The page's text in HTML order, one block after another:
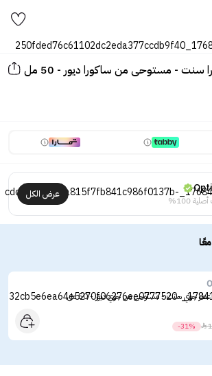
- مستوحى من ساكورا ديور - 50 مل
100%
عرض الكل
جوي سنت - مستوحى من جوي ديور - 50 مل

-31%